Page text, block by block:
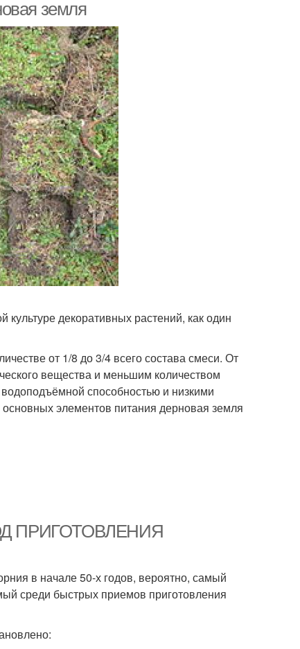
земля
декоративных растений, как один
от 1/8 до 3/4 всего состава смеси. От
вещества и меньшим количеством
способностью и низкими
элементов питания дерновая земля
ПРИГОТОВЛЕНИЯ
в начале 50-х годов, вероятно, самый
среди быстрых приемов приготовления